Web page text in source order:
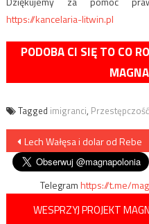
https://kancelaria-litwin.pl
PODOBA CI SIĘ TO CO
Tagged imigranci, Przestępczość
Nawigacja
wpisu
Lech Wałęsa i dolar od Rebe
Telegramhttps://t.me/
WESPRZYJ PROJEKT